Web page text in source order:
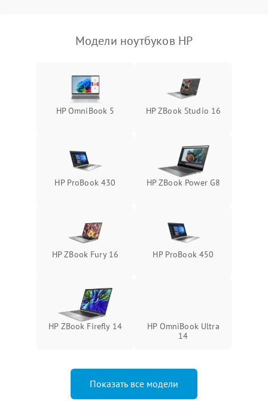
пропадание диска
оперативной памяти:
вылеты приложений,
синие экраны
Подробнее →
Модели ноутбуков HP
HP OmniBook 5 HP ZBook Studio 16
HP ProBook 430 HP ZBook Power G8
HP ZBook Fury 16 HP ProBook 450
HP ZBook Firefly 14
HP OmniBook Ultra
14
Показать все модели